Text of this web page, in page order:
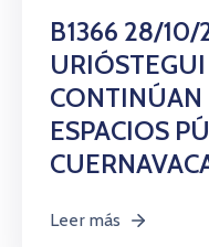
B1366 28/10/
CONTINÚAN
ESPACIOS
Leer más